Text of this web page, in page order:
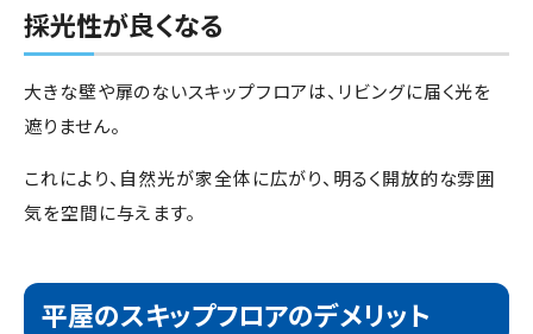
採光性が良くなる
大きな壁や扉のないスキップフロアは、リビングに届く光を
遮りません。
これにより、自然光が家全体に広がり、明るく開放的な雰囲
気を空間に与えます。
平屋のスキップフロアのデメリット